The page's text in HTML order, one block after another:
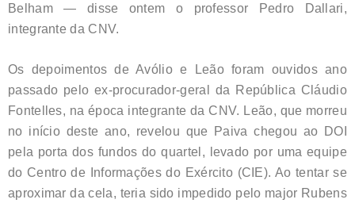
Belham — disse ontem o professor Pedro Dallari,
integrante da CNV.
Os depoimentos de Avólio e Leão foram ouvidos ano
passado pelo ex-procurador-geral da República Cláudio
Fontelles, na época integrante da CNV. Leão, que morreu
no início deste ano, revelou que Paiva chegou ao DOI
pela porta dos fundos do quartel, levado por uma equipe
do Centro de Informações do Exército (CIE). Ao tentar se
aproximar da cela, teria sido impedido pelo major Rubens